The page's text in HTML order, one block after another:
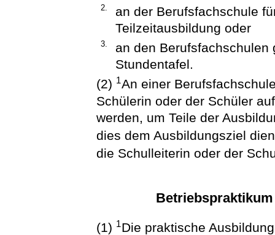
2.
an der Berufsfachschule
Teilzeitausbildung oder
3.
an den
Stundentafel.
(2) 1An einer
Schülerin oder der Schüler
werden, um Teile der
dies dem Ausbildungsziel
die Schulleiterin oder der
(1) 1Die praktische